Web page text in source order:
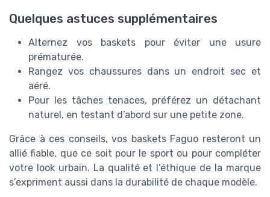
Quelques astuces supplémentaires
Alternez vos baskets pour éviter une usure
prématurée.
Rangez vos chaussures dans un endroit sec et
aéré.
Pour les tâches tenaces, préférez un détachant
naturel, en testant d’abord sur une petite zone.
Grâce à ces conseils, vos baskets Faguo resteront un
allié fiable, que ce soit pour le sport ou pour compléter
votre look urbain. La qualité et l’éthique de la marque
s’expriment aussi dans la durabilité de chaque modèle.